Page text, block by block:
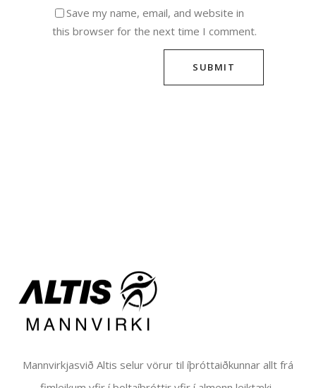
Save my name, email, and website in
this browser for the next time I comment.
Mannvirkjasvið Altis selur vörur til íþróttaiðkunnar allt frá